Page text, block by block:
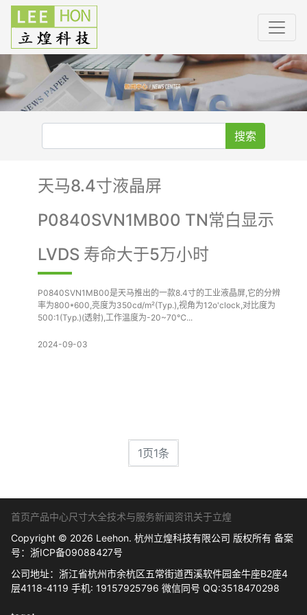
搜索
天马8.4寸液晶屏
P0840SVN1MB00 TN常白显示
LVDS 寿命大于5万小时
P0840SVN1MB00是天马推出的一款8.4寸的工业液晶屏,它的分辨
率为800*600,亮度为350cd/m²(Typ.),视角为12o'clock,对比度为
500:1(Typ.)(透射),工作温度为-20~70℃...
2024-09-03
1页1条
首页产品中心尺寸大全技术与服务新闻资讯关于立煌
Copyright © 2026 Leehon. 杭州立煌科技有限公司 版权所有 备案
号： 浙ICP备09088427号
公司地址：浙江省杭州市余杭区五常街道西溪软件园金牛座B2座4
层4118-4119 手机: 19157925796 微信同号 QQ:3518470298